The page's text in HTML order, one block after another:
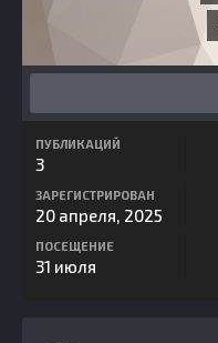
ПУБЛИКАЦИЙ
3
ЗАРЕГИСТРИРОВАН
20 апреля, 2025
ПОСЕЩЕНИЕ
31 июля